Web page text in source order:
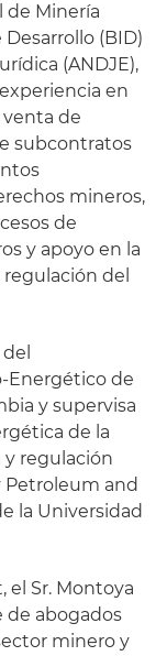
de Minería
(BID)
(ANDJE),
en
venta de
subcontratos
mineros,
de
y apoyo en la
del
Energético de
y supervisa
de la
y regulación
Petroleum and
la Universidad
el Sr. Montoya
de abogados
minero y